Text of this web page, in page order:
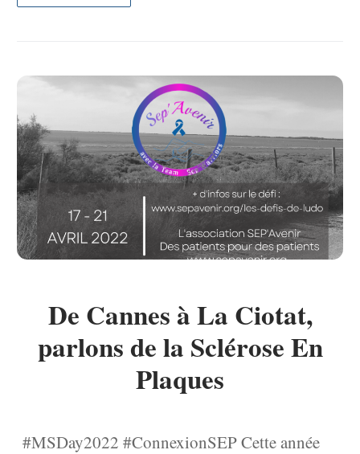
De Cannes à La Ciotat,
parlons de la Sclérose En
Plaques
#MSDay2022 #ConnexionSEP Cette année